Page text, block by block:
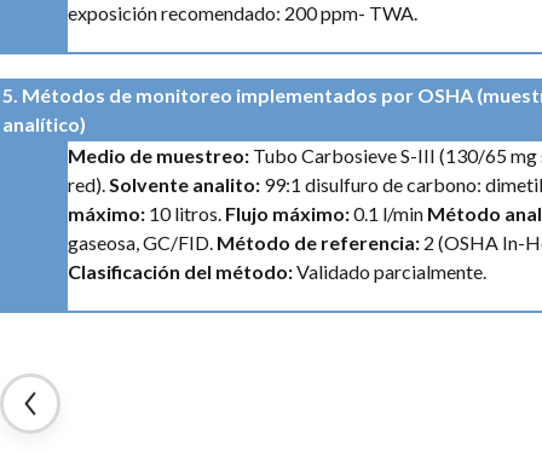
exposición recomendado: 200 ppm- TWA.
5. Métodos de monitoreo implementados por OSHA
analítico)
Medio de muestreo: Tubo Carbosieve S-III (130/65
red).Solvente analito: 99:1 disulfuro de carbono:
máximo: 10 litros. Flujo máximo:0.1 l/min Método
gaseosa, GC/FID. Método de referencia: 2 (OSHA In-
Clasificación del método:Validado parcialmente.